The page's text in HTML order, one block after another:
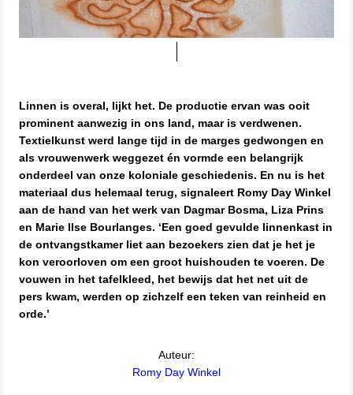
Linnen is overal, lijkt het. De productie ervan was ooit
prominent aanwezig in ons land, maar is verdwenen.
Textielkunst werd lange tijd in de marges gedwongen en
als vrouwenwerk weggezet én vormde een belangrijk
onderdeel van onze koloniale geschiedenis. En nu is het
materiaal dus helemaal terug, signaleert Romy Day Winkel
aan de hand van het werk van Dagmar Bosma, Liza Prins
en Marie Ilse Bourlanges. ‘Een goed gevulde linnenkast in
de ontvangstkamer liet aan bezoekers zien dat je het je
kon veroorloven om een groot huishouden te voeren. De
vouwen in het tafelkleed, het bewijs dat het net uit de
pers kwam, werden op zichzelf een teken van reinheid en
orde.’
Auteur:
Romy Day Winkel